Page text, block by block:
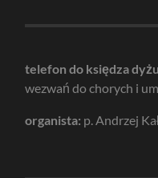
telefon do księdza
wezwań do chorych i
organista: p. Andrzej